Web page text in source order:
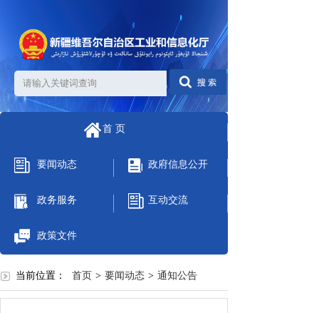
首 页
要闻动态 政府信息公开
政务服务 互动交流
政策文件
当前位置： 首页 > 要闻动态 > 通知公告